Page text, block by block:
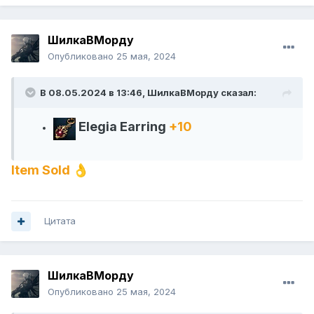
ШилкаВМорду
Опубликовано 25 мая, 2024
В 08.05.2024 в 13:46, ШилкаВМорду сказал:
Elegia Earring +10
Item Sold 👌
Цитата
ШилкаВМорду
Опубликовано 25 мая, 2024